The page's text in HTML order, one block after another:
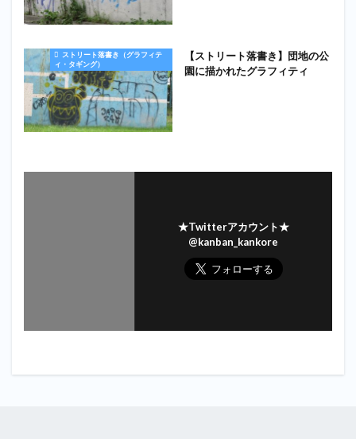
ストリート落書き（グラフィテ
ィ・タギング）
【ストリート落書き】団地の公
園に描かれたグラフィティ
★Twitterアカウント★
@kanban_kankore